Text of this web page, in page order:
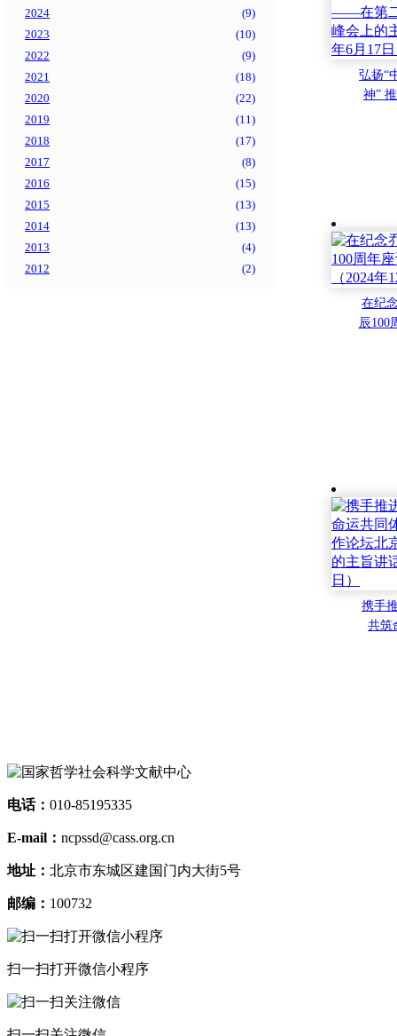
2024
(9)
2023
(10)
2022
(9)
2021
(18)
2020
(22)
2019
(11 )
2018
(17)
2017
(8)
2016
(15)
2015
(13)
2014
(13)
2013
(4)
2012
(2)
弘扬“
神”
在纪
辰100
携手
共筑
电话： 010-85195335
E-mail： ncpssd@cass.org.cn
地址： 北京市东城区建国门内大街5号
邮编： 100732
扫一扫打开微信小程序